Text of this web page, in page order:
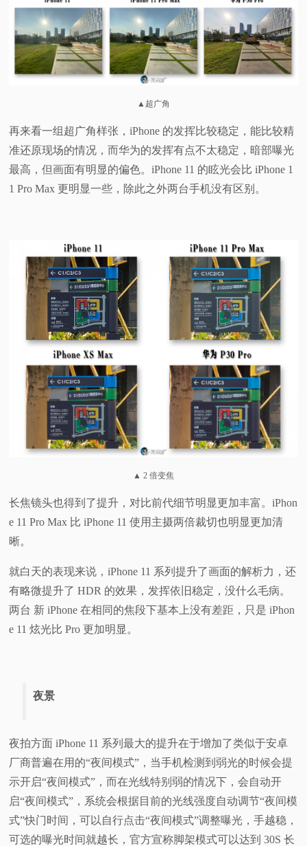
▲超广角
再来看一组超广角样张，iPhone 的发挥比较稳定，能比较精
准还原现场的情况，而华为的发挥有点不太稳定，暗部曝光
最高，但画面有明显的偏色。iPhone 11 的眩光会比 iPhone 1
1 Pro Max 更明显一些，除此之外两台手机没有区别。
▲ 2 倍变焦
长焦镜头也得到了提升，对比前代细节明显更加丰富。iPhon
e 11 Pro Max 比 iPhone 11 使用主摄两倍裁切也明显更加清
晰。
就白天的表现来说，iPhone 11 系列提升了画面的解析力，还
有略微提升了 HDR 的效果，发挥依旧稳定，没什么毛病。
两台 新 iPhone 在相同的焦段下基本上没有差距，只是 iPhon
e 11 炫光比 Pro 更加明显。
夜景
夜拍方面 iPhone 11 系列最大的提升在于增加了类似于安卓
厂商普遍在用的“夜间模式”，当手机检测到弱光的时候会提
示开启“夜间模式”，而在光线特别弱的情况下，会自动开
启“夜间模式”，系统会根据目前的光线强度自动调节“夜间模
式”快门时间，可以自行点击“夜间模式”调整曝光，手越稳，
可选的曝光时间就越长，官方宣称脚架模式可以达到 30S 长